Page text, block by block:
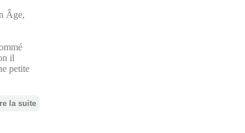
Âge,
il
petite
la suite